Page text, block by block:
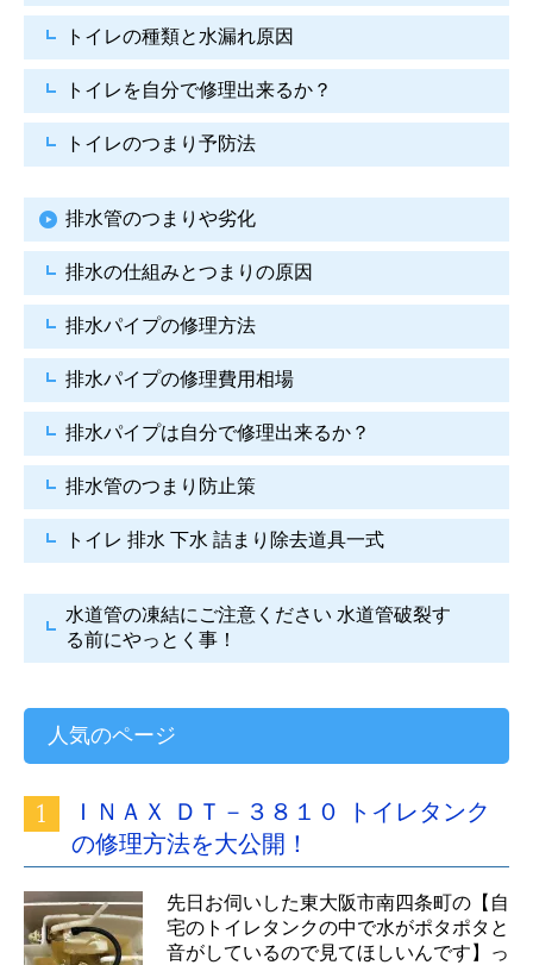
トイレの種類と水漏れ原因
トイレを自分で修理出来るか？
トイレのつまり予防法
排水管のつまりや劣化
排水の仕組みとつまりの原因
排水パイプの修理方法
排水パイプの修理費用相場
排水パイプは自分で修理出来るか？
排水管のつまり防止策
トイレ 排水 下水 詰まり除去道具一式
水道管の凍結にご注意ください 水道管破裂す
る前にやっとく事！
人気のページ
ＩＮＡＸ ＤＴ－３８１０ トイレタンク
の修理方法を大公開！
先日お伺いした東大阪市南四条町の【自
宅のトイレタンクの中で水がポタポタと
音がしているので見てほしいんです】っ